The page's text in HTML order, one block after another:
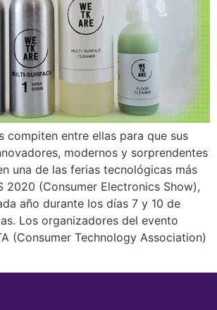
compiten entre ellas para que sus
modernos y sorprendentes
una de las ferias tecnológicas más
2020 (Consumer Electronics Show),
año durante los días 7 y 10 de
Los organizadores del evento
(Consumer Technology Association)